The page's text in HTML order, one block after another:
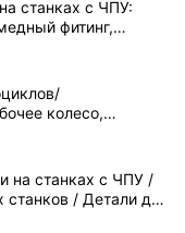
станках с ЧПУ:
фитинг,
клапан,
колесо,
на станках с ЧПУ /
/ Детали для
ЧПУ / Пластиковые